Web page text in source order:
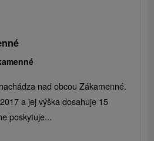
nad obcou Zákamenné.
a jej výška dosahuje 15
poskytuje...